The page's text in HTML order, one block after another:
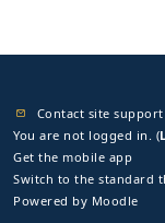
Contact site support
You are not logged in. (
Get the mobile app
Switch to the standard
Powered by Moodle